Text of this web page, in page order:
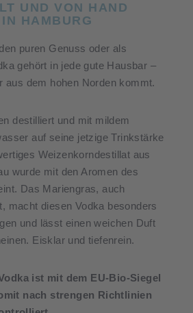
UND VON HAND
HAMBURG
puren Genuss oder als
gehört in jede gute Hausbar –
aus dem hohen Norden kommt.
destilliert und mit mildem
auf seine jetzige Trinkstärke
Weizenkorndestillat aus
wurde mit den Aromen des
Das Mariengras, auch
macht diesen Vodka besonders
und lässt einen weichen Duft
Eisklar und tiefenrein.
ist mit dem EU-Bio-Siegel
nach strengen Richtlinien